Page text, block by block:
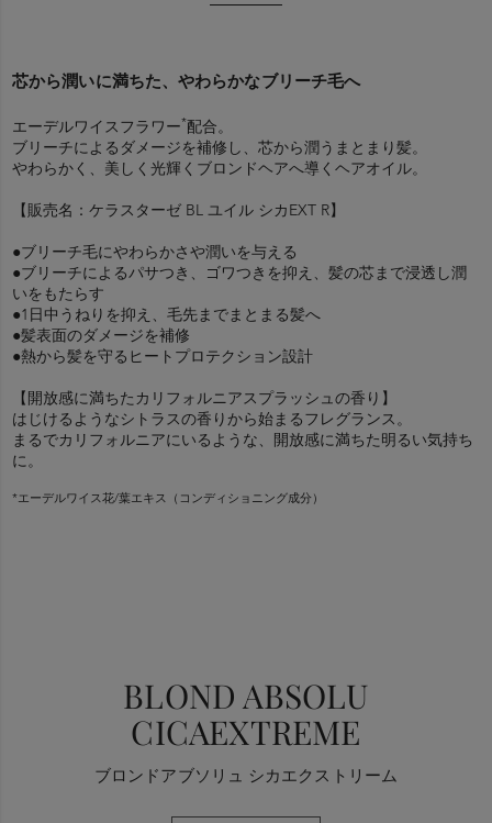
芯から潤いに満ちた、やわらかなブリーチ毛へ
エーデルワイスフラワー*配合。
ブリーチによるダメージを補修し、芯から潤うまとまり髪。
やわらかく、美しく光輝くブロンドヘアへ導くヘアオイル。
【販売名：ケラスターゼ BL ユイル シカEXT R】
●ブリーチ毛にやわらかさや潤いを与える
●ブリーチによるパサつき、ゴワつきを抑え、髪の芯まで浸透し潤
いをもたらす
●1日中うねりを抑え、毛先までまとまる髪へ
●髪表面のダメージを補修
●熱から髪を守るヒートプロテクション設計
【開放感に満ちたカリフォルニアスプラッシュの香り】
はじけるようなシトラスの香りから始まるフレグランス。
まるでカリフォルニアにいるような、開放感に満ちた明るい気持ち
に。
*エーデルワイス花/葉エキス（コンディショニング成分）
根元をしっかりと乾かし、中間～毛先の順番で乾 かしていき
ます。熱で乾かすというより、風で水気を飛ばすイメージ
で。 ※毛先の乾かし過ぎに要注意です。
もう1プッシュを手に取り、両手のひら・指の間に広げます。
思わず触れたくなるような、ふんわりやわらかいヘルシーなブロン
*エーデルワイス花/葉エキス（コンディショニング成分）+ジメチコン（補修成分）+
BLOND ABSOLU
CICAEXTREME
ブロンドアブソリュ シカエクストリーム